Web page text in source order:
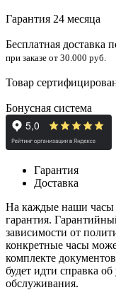
Гарантия 24 месяца
Бесплатная доставка
при заказе от 30.000 руб.
Товар
Бонусная система
Гарантия
Доставка
На каждые наши часы
гарантия.
зависимости от
конкретные часы
комплекте
будет идти справка
обслуживания.